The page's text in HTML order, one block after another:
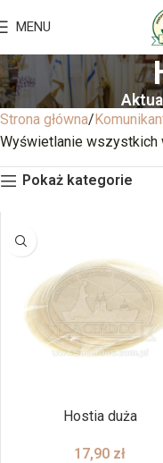
MENU
Strona główna
Wyświetlanie wszystkich
Pokaż kategorie
Hostia duża
17,90 zł